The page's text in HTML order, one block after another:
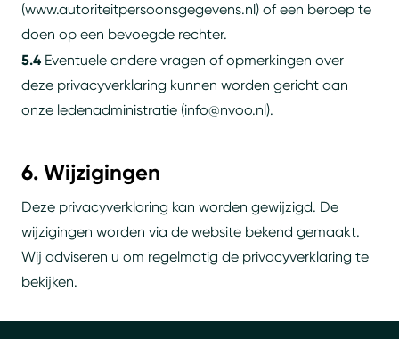
(www.autoriteitpersoonsgegevens.nl) of een beroep te
doen op een bevoegde rechter.
5.4 Eventuele andere vragen of opmerkingen over
deze privacyverklaring kunnen worden gericht aan
onze ledenadministratie (info@nvoo.nl).
6. Wijzigingen
Deze privacyverklaring kan worden gewijzigd. De
wijzigingen worden via de website bekend gemaakt.
Wij adviseren u om regelmatig de privacyverklaring te
bekijken.